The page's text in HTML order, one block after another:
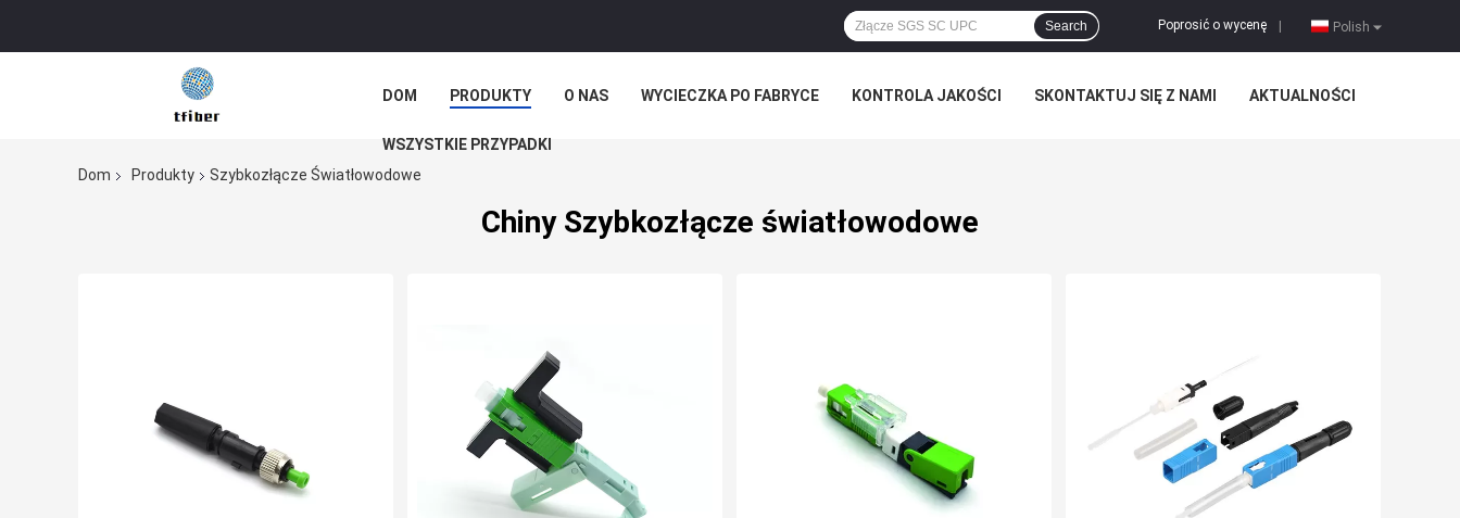
Polish
Poprosić o wycenę
Search
DOM PRODUKTY O NAS WYCIECZKA PO FABRYCE KONTROLA JAKOŚCI SKONTAKTUJ SIĘ Z NAMI AKTUALNOŚCI
WSZYSTKIE PRZYPADKI
Dom
Produkty Szybkozłącze Światłowodowe
Chiny Szybkozłącze światłowodowe